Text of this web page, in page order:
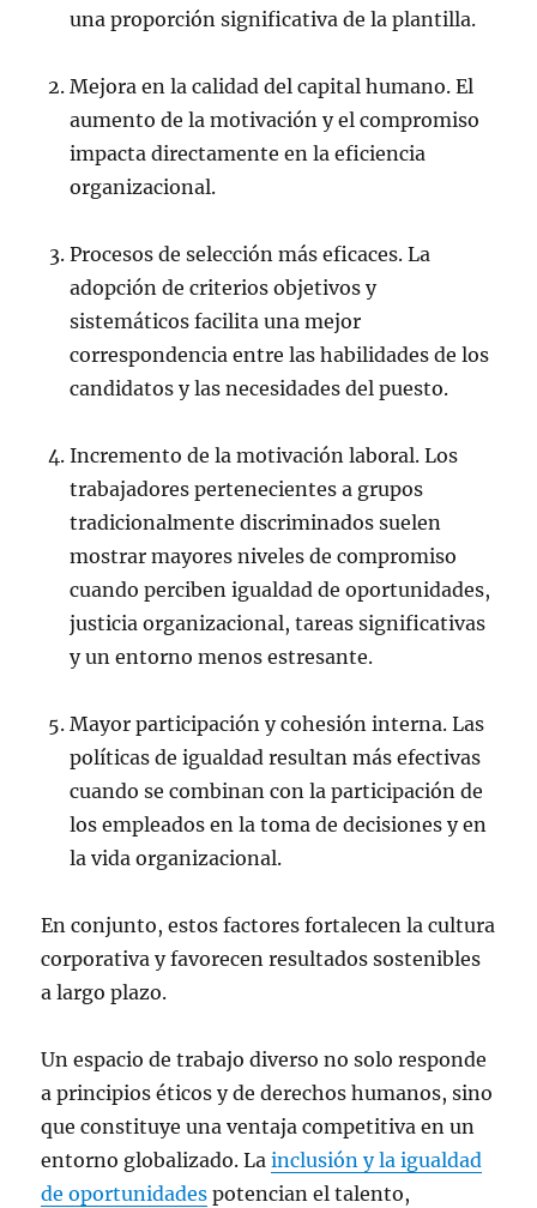
una proporción significativa de la plantilla.
Mejora en la calidad del capital humano. El
aumento de la motivación y el compromiso
impacta directamente en la eficiencia
organizacional.
Procesos de selección más eficaces. La
adopción de criterios objetivos y
sistemáticos facilita una mejor
correspondencia entre las habilidades de los
candidatos y las necesidades del puesto.
Incremento de la motivación laboral. Los
trabajadores pertenecientes a grupos
tradicionalmente discriminados suelen
mostrar mayores niveles de compromiso
cuando perciben igualdad de oportunidades,
justicia organizacional, tareas significativas
y un entorno menos estresante.
Mayor participación y cohesión interna. Las
políticas de igualdad resultan más efectivas
cuando se combinan con la participación de
los empleados en la toma de decisiones y en
la vida organizacional.
En conjunto, estos factores fortalecen la cultura
corporativa y favorecen resultados sostenibles
a largo plazo.
Un espacio de trabajo diverso no solo responde
a principios éticos y de derechos humanos, sino
que constituye una ventaja competitiva en un
entorno globalizado. Lainclusión y la igualdad
de oportunidades potencian el talento,